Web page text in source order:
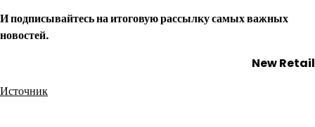
Иподписывайтесьна итоговую рассылку самых важных
новостей.
New Retail
Источник